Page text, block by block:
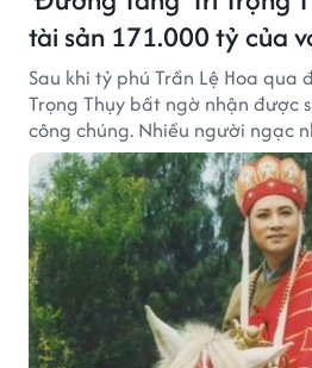
tài sản 171.000 tỷ của
Sau khi tỷ phú Trần Lệ Hoa qua
Trọng Thụy bất ngờ nhận được
công chúng. Nhiều người ngạc
nổi tiếng với vai Đường Tăng
danh sách thừa kế khối tài sản